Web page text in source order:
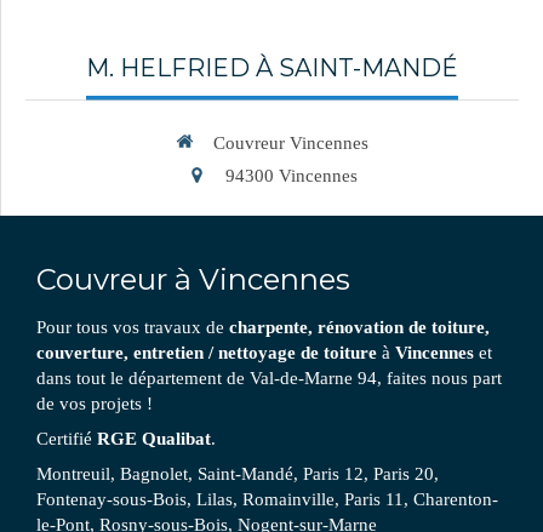
M. HELFRIED À SAINT-MANDÉ
Couvreur Vincennes
94300 Vincennes
Couvreur à Vincennes
Pour tous vos travaux de charpente, rénovation de toiture,
couverture, entretien / nettoyage de toiture à Vincennes et
dans tout le département de Val-de-Marne 94, faites nous part
de vos projets !
Certifié RGE Qualibat.
Montreuil, Bagnolet, Saint-Mandé, Paris 12, Paris 20,
Fontenay-sous-Bois, Lilas, Romainville, Paris 11, Charenton-
le-Pont, Rosny-sous-Bois, Nogent-sur-Marne